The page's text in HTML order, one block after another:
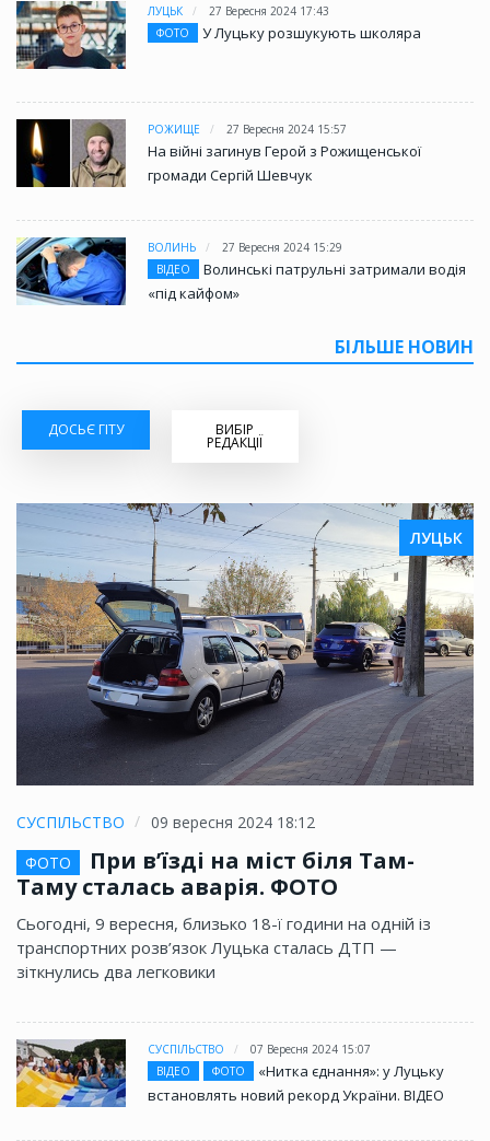
ЛУЦЬК
27 Вересня 2024 17:43
ФОТО
У Луцьку розшукують школяра
РОЖИЩЕ 27 Вересня 2024 15:57
На війні загинув Герой з Рожищенської
громади Сергій Шевчук
ВОЛИНЬ
27 Вересня 2024 15:29
ВІДЕО
Волинські патрульні затримали водія
«під кайфом»
БІЛЬШЕ НОВИН
ДОСЬЄ ГІТУ ВИБІР
РЕДАКЦІЇ
ЛУЦЬК
СУСПІЛЬСТВО
09 вересня 2024 18:12
ФОТО
При в’їзді на міст біля Там-
Таму сталась аварія. ФОТО
Сьогодні, 9 вересня, близько 18-ї години на одній із
транспортних розв’язок Луцька сталась ДТП —
зіткнулись два легковики
СУСПІЛЬСТВО
07 Вересня 2024 15:07
ВІДЕО
ФОТО
«Нитка єднання»: у Луцьку
встановлять новий рекорд України. ВІДЕО